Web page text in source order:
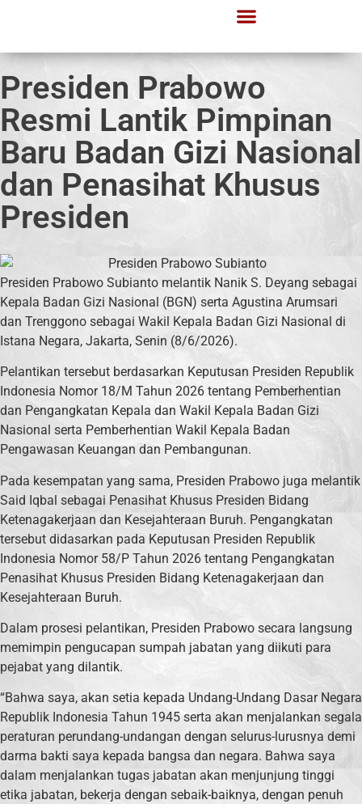
Presiden Prabowo
Resmi Lantik Pimpinan
Baru Badan Gizi Nasional
dan Penasihat Khusus
Presiden
Presiden Prabowo Subianto melantik Nanik S. Deyang sebagai
Kepala Badan Gizi Nasional (BGN) serta Agustina Arumsari
dan Trenggono sebagai Wakil Kepala Badan Gizi Nasional di
Istana Negara, Jakarta, Senin (8/6/2026).
Pelantikan tersebut berdasarkan Keputusan Presiden Republik
Indonesia Nomor 18/M Tahun 2026 tentang Pemberhentian
dan Pengangkatan Kepala dan Wakil Kepala Badan Gizi
Nasional serta Pemberhentian Wakil Kepala Badan
Pengawasan Keuangan dan Pembangunan.
Pada kesempatan yang sama, Presiden Prabowo juga melantik
Said Iqbal sebagai Penasihat Khusus Presiden Bidang
Ketenagakerjaan dan Kesejahteraan Buruh. Pengangkatan
tersebut didasarkan pada Keputusan Presiden Republik
Indonesia Nomor 58/P Tahun 2026 tentang Pengangkatan
Penasihat Khusus Presiden Bidang Ketenagakerjaan dan
Kesejahteraan Buruh.
Dalam prosesi pelantikan, Presiden Prabowo secara langsung
memimpin pengucapan sumpah jabatan yang diikuti para
pejabat yang dilantik.
“Bahwa saya, akan setia kepada Undang-Undang Dasar Negara
Republik Indonesia Tahun 1945 serta akan menjalankan segala
peraturan perundang-undangan dengan selurus-lurusnya demi
darma bakti saya kepada bangsa dan negara. Bahwa saya
dalam menjalankan tugas jabatan akan menjunjung tinggi
etika jabatan, bekerja dengan sebaik-baiknya, dengan penuh